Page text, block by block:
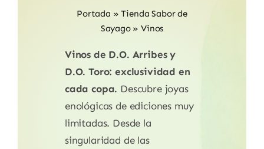
Portada »Tienda Sabor de
Sayago»Vinos
Vinos de D.O. Arribes y
D.O. Toro: exclusividad en
cada copa. Descubre joyas
enológicas de ediciones muy
limitadas. Desde la
singularidad de las